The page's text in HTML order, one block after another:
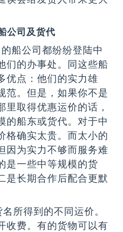
公司及货代
船公司都纷纷登陆中
们的办事处。同这些船
优点：他们的实力雄
范。但是，如果你不是
里取得优惠运价的话，
的船东或货代。对于中
格确实太贵。而太小的
因为实力不够而服务难
是一些中等规模的货
是长期合作后配合更默
所得到的不同运价。
收费。有的货物可以有